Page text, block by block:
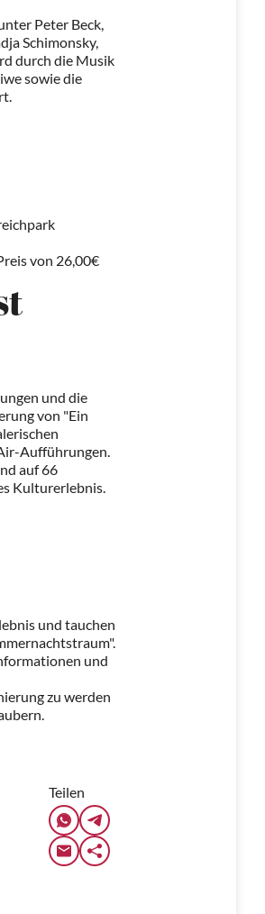
Peter Beck,
Schimonsky,
durch die Musik
sowie die
von 26,00€
und die
von "Ein
Aufführungen.
auf 66
Kulturerlebnis.
und tauchen
und
zu werden
Teilen